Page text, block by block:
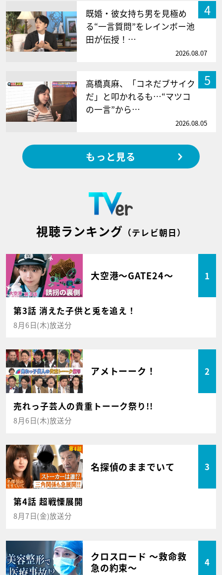
4
既婚・彼女持ち男を見極め
る“一言質問”をレインボー池
田が伝授！…
2026.08.07
5
高橋真麻、「コネだブサイク
だ」と叩かれるも…“マツコ
の一言”から…
2026.08.05
もっと見る
視聴ランキング （テレビ朝日）
大空港～GATE24～ 1
第3話 消えた子供と兎を追え！
8月6日(木)放送分
アメトーーク！ 2
売れっ子芸人の貴重トーーク祭り!!
8月6日(木)放送分
名探偵のままでいて 3
第4話 超戦慄展開
8月7日(金)放送分
クロスロード ～救命救
急の約束～
4